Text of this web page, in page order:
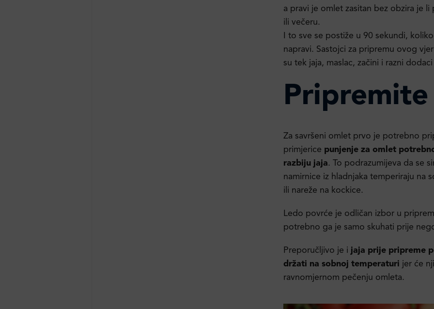
a pravi je omlet zasitan bez obzira je
ili večeru.
I to sve se postiže u 90 sekundi,
napravi. Sastojci za pripremu ovog
su tek jaja, maslac, začini i razni
Za savršeni omlet prvo je potrebno
primjerice punjenje za omlet
razbiju jaja. To podrazumijeva da se
namirnice iz hladnjaka temperiraju na
ili nareže na kockice.
Ledo povrće je odličan izbor u
potrebno ga je samo skuhati prije
Preporučljivo je i jaja prije pripreme
držati na sobnoj temperaturi jer će
ravnomjernom pečenju omleta.